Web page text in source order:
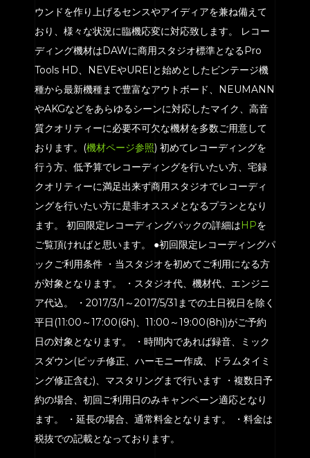
ウンドを作り上げるセンスやアイディアを兼ね備えて
おり、様々な状況に臨機応変に対応致します。 レコー
ディング機材はDAWに商用スタジオ標準となるPro
Tools HD、NEVEやUREIと始めとしたビンテージ機
種から最新機種まで豊富なアウトボード、NEUMANN
やAKGなどをあらゆるシーンに対応したマイク、高音
質クオリティーに必要不可欠な機材を多数ご用意して
おります。(機材ページ参照) 初めてレコーディングを
行う方、低予算でレコーディングを行いたい方、宅録
クオリティーに満足出来ず商用スタジオでレコーディ
ングを行いたい方に是非オススメとなるプランとなり
ます。 初回限定レコーディングパックの詳細は HPを
ご覧頂ければと思います。 ●初回限定レコーディングパ
ックご利用条件 ・当スタジオを初めてご利用になる方
が対象となります。 ・スタジオ代、機材代、エンジニ
ア代込。 ・2017/3/1～2017/5/31までの土日祝日を除く
平日(11:00～17:00(6h)、11:00～19:00(8h))がご予約
日の対象となります。 ・時間内であれば録音、ミック
スダウン(ピッチ修正、ハーモニー作成、ドラムタイミ
ング修正含む)、マスタリングまで行います ・複数日予
約の場合、初回ご利用日のみキャンペーン適応となり
ます。 ・延長の場合、通常料金となります。 ・料金は
税抜での記載となっております。